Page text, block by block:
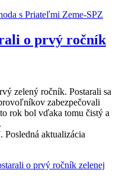
s Priateľmi Zeme-SPZ
o prvý ročník
zelený ročník. Postarali sa
zabezpečovali
rok bol vďaka tomu čistý a
aktualizácia
o prvý ročník zelenej